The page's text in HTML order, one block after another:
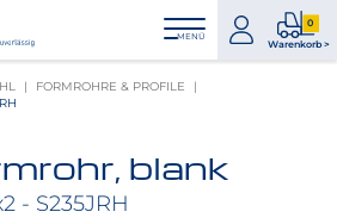
MENÜ
zum
Konto
0
Warenkorb >
0
FORMROHRE & PROFILE
blank
- S235JRH